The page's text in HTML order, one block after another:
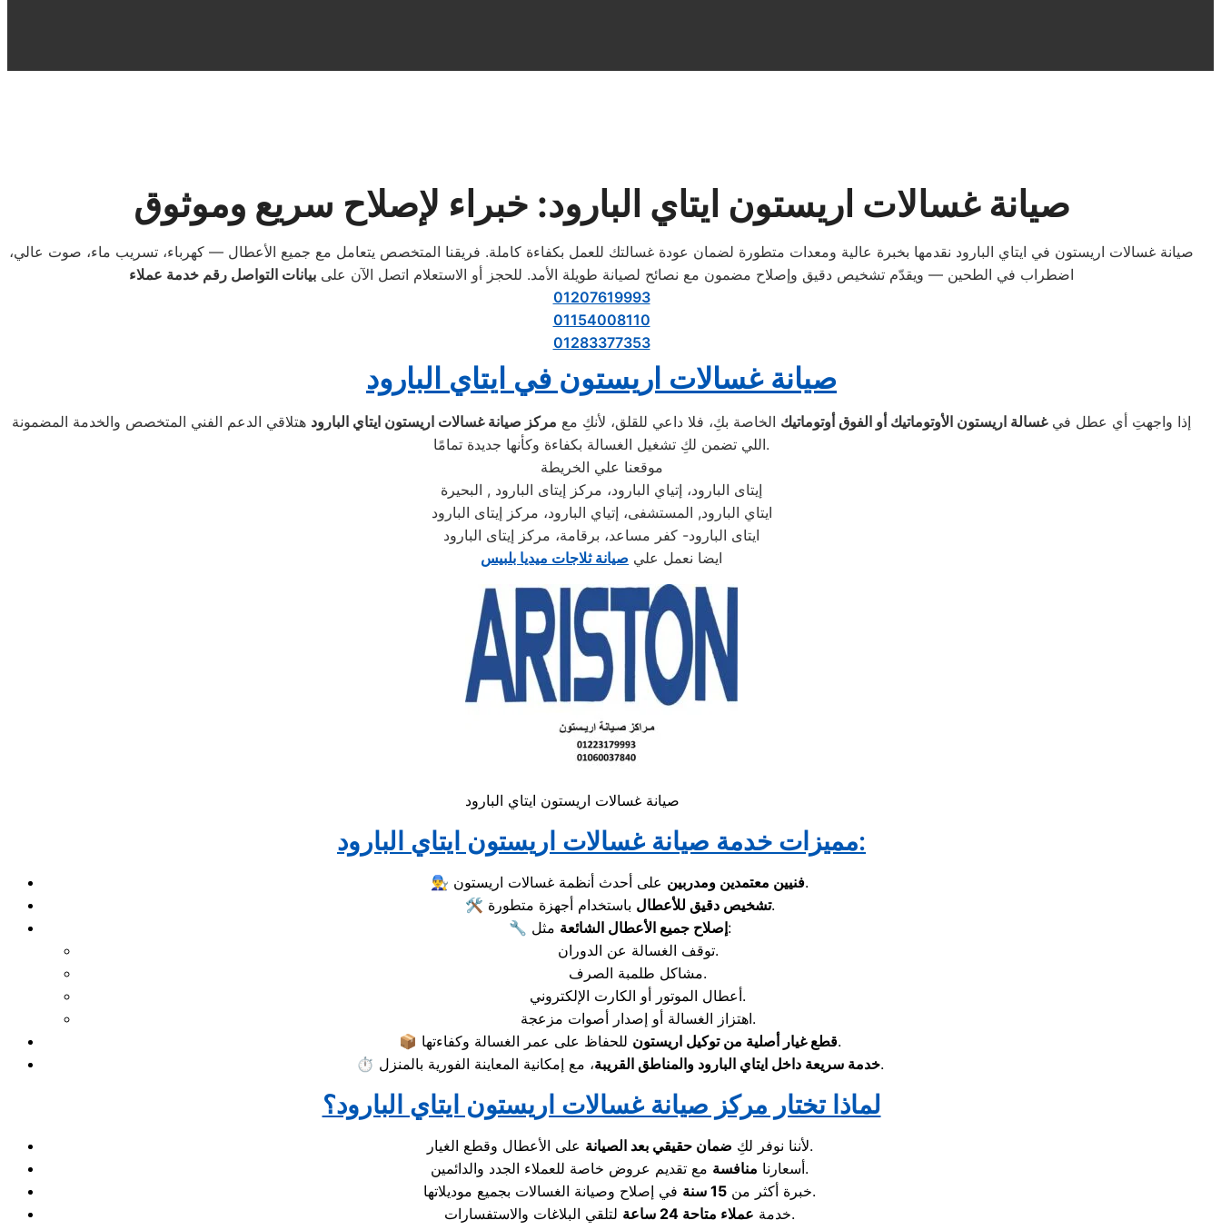
صيانة غسالات اريستون ايتاي البارود: خبراء لإصلاح سريع وموثوق
صيانة غسالات اريستون في ايتاي البارود نقدمها بخبرة عالية ومعدات متطورة لضمان عودة غسالتك للعمل بكفاءة كاملة. فريقنا المتخصص يتعامل مع جميع الأعطال — كهرباء، تسريب ماء، صوت عالي،
اضطراب في الطحين — ويقدّم تشخيص دقيق وإصلاح مضمون مع نصائح لصيانة طويلة الأمد. للحجز أو الاستعلام اتصل الآن على بيانات التواصل رقم خدمة عملاء
01207619993
01154008110
01283377353
صيانة غسالات اريستون في ايتاي البارود
إذا واجهتِ أي عطل فيغسالة اريستون الأوتوماتيك أو الفوق أوتوماتيك الخاصة بكِ، فلا داعي للقلق، لأنكِ مع مركز صيانة غسالات اريستون ايتاي البارود هتلاقي الدعم الفني المتخصص والخدمة المضمونة
اللي تضمن لكِ تشغيل الغسالة بكفاءة وكأنها جديدة تمامًا.
موقعنا علي الخريطة
إيتاى البارود، إتياي البارود، مركز إيتاى البارود , البحيرة
ايتاي البارود, المستشفى، إتياي البارود، مركز إيتاى البارود
ايتاى البارود- كفر مساعد، برقامة، مركز إيتاى البارود
ايضا نعمل علي صيانة ثلاجات ميديا بلبيس
صيانة غسالات اريستون ايتاي البارود
مميزات خدمة صيانة غسالات اريستون ايتاي البارود:
👨‍🔧 فنيين معتمدين ومدربينعلى أحدث أنظمة غسالات اريستون.
🛠️
تشخيص دقيق للأعطالباستخدام أجهزة متطورة.
🔧
إصلاح جميع الأعطال الشائعةمثل:
توقف الغسالة عن الدوران.
مشاكل طلمبة الصرف.
أعطال الموتور أو الكارت الإلكتروني.
اهتزاز الغسالة أو إصدار أصوات مزعجة.
📦
قطع غيار أصلية من توكيل اريستونللحفاظ على عمر الغسالة وكفاءتها.
⏱️
خدمة سريعة داخل ايتاي البارود والمناطق القريبة، مع إمكانية المعاينة الفورية بالمنزل.
لماذا تختار مركز صيانة غسالات اريستون ايتاي البارود؟
لأننا نوفر لكِ ضمان حقيقي بعد الصيانة
على الأعطال وقطع الغيار.
أسعارنا منافسة
مع تقديم عروض خاصة للعملاء الجدد والدائمين.
خبرة أكثر من 15 سنة
في إصلاح وصيانة الغسالات بجميع موديلاتها.
خدمة عملاء متاحة 24 ساعة لتلقي البلاغات والاستفسارات.